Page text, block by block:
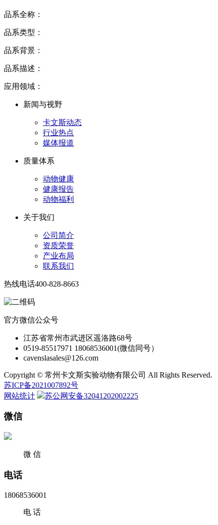
品系全称：
品系类型：
品系背景：
品系描述：
应用领域：
新闻与视野
卡文斯动态
行业热点
媒体报道
质量体系
动物健康
健康报告
动物福利
关于我们
公司简介
资质荣誉
产业布局
联系我们
热线电话400-828-8663
官方微信公众号
江苏省常州市武进区遥洛路68号
0519-85517971 18068536001(微信同号）
cavenslasales@126.com
Copyright © 常州卡文斯实验动物有限公司 All Rights Reserved.
苏ICP备2021007892号
网站统计
苏公网安备32041202002225
微信
微 信
电话
18068536001
电 话